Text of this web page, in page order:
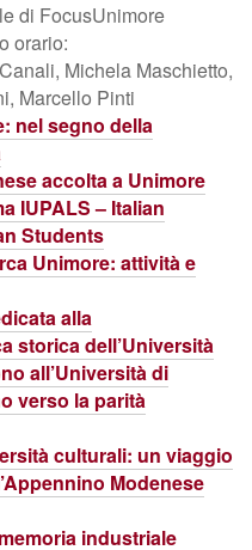
di FocusUnimore
orario:
Michela Maschietto,
Marcello Pinti
nel segno della
accolta a Unimore
IUPALS – Italian
Students
Unimore: attività e
alla
storica dell’Università
all’Università di
verso la parità
culturali: un viaggio
Modenese
industriale